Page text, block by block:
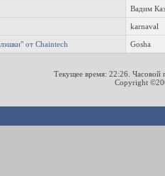
Вадим
karnaval
от Chaintech Gosha
Текущее время: 22:26 .
Copyright